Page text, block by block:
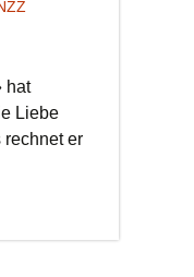
hat
Liebe
er